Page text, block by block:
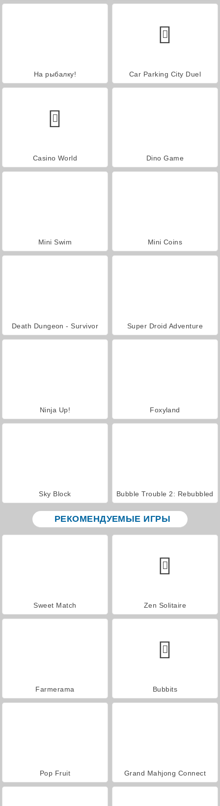
На рыбалку! Car Parking City Duel
Casino World Dino Game
Mini Swim Mini Coins
Death Dungeon - Survivor Super Droid Adventure
Ninja Up! Foxyland
Sky Block Bubble Trouble 2: Rebubbled
РЕКОМЕНДУЕМЫЕ ИГРЫ
Sweet Match Zen Solitaire
Farmerama Bubbits
Pop Fruit Grand Mahjong Connect